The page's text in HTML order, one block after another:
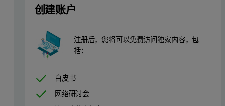
创建账户
注册后，您将可以免费访问独家内容，包
括：
白皮书
网络研讨会